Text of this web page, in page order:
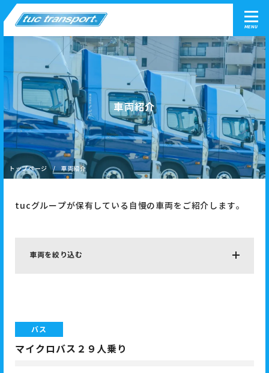
MENU
車両紹介
トップページ 車両紹介
tucグループが保有している自慢の車両をご紹介します。
車両を絞り込む
バス
マイクロバス２９人乗り